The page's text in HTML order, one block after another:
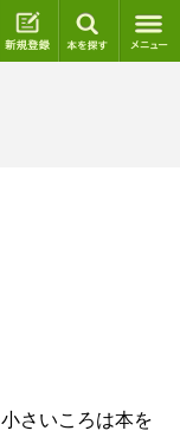
ログイン 新規登録
さいころは本を